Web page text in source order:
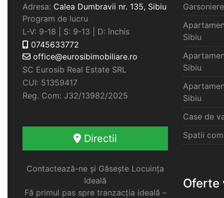
Adresa: Calea Dumbravii nr. 135, Sibiu
Program de lucru
L-V: 9-18 | S: 9-13 | D: închis
0745633772
office@eurosibimobiliare.ro
SC Eurosib Real Estate SRL
CUI: 51359417
Reg. Com: J32/13982/2025
Directii
Contactează-ne și Găsește Locuința
Ideală
Fă primul pas spre tranzacția ideală –
Sibiu
Sibiu
Sibiu
Case de
Spatii
Oferte